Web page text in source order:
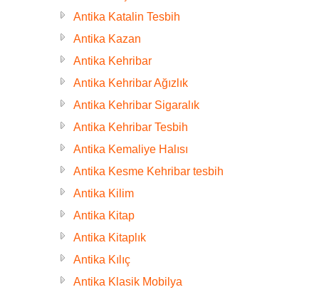
Antika Katalin Tesbih
Antika Kazan
Antika Kehribar
Antika Kehribar Ağızlık
Antika Kehribar Sigaralık
Antika Kehribar Tesbih
Antika Kemaliye Halısı
Antika Kesme Kehribar tesbih
Antika Kilim
Antika Kitap
Antika Kitaplık
Antika Kılıç
Antika Klasik Mobilya